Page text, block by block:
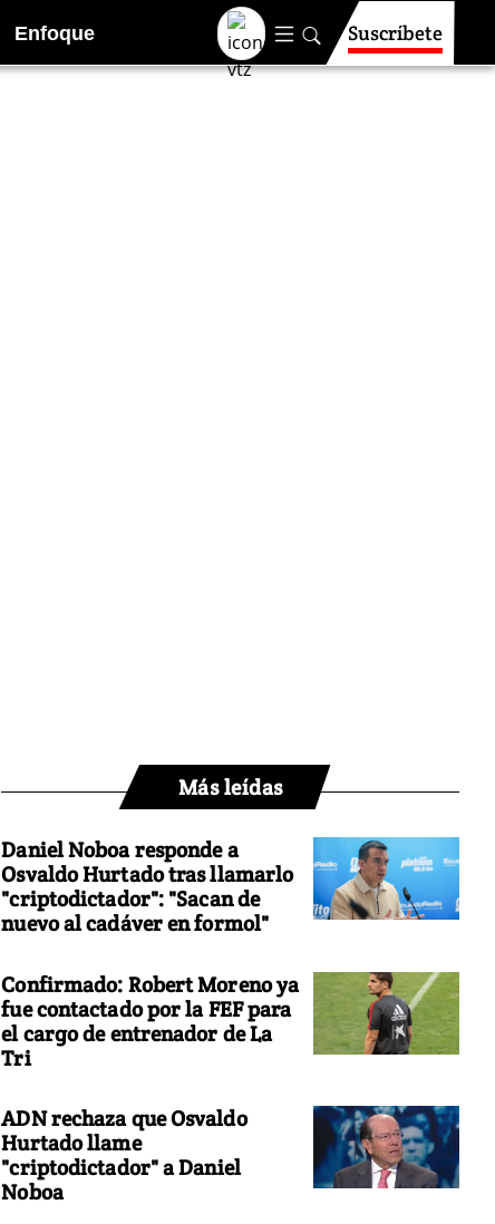
Enfoque Suscríbete
Más leídas
Daniel Noboa responde a
Osvaldo Hurtado tras llamarlo
"criptodictador": "Sacan de
nuevo al cadáver en formol"
Confirmado: Robert Moreno ya
fue contactado por la FEF para
el cargo de entrenador de La
Tri
ADN rechaza que Osvaldo
Hurtado llame
"criptodictador" a Daniel
Noboa